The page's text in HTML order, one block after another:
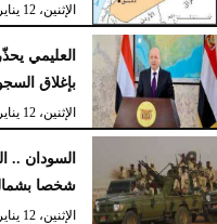
الإثنين، 12 يناير 2026
العليمي
بإغلاق
الإثنين، 12 يناير 2026
شخصا
الإثنين، 12 يناير 2026